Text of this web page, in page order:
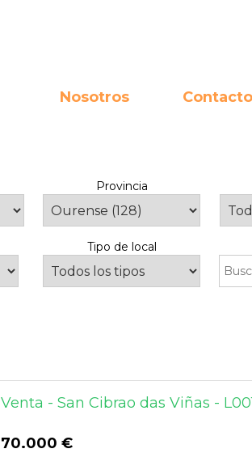
Nosotros Contacto
Provincia
Tipo de local
Venta - San Cibrao das Viñas -
70.000 €